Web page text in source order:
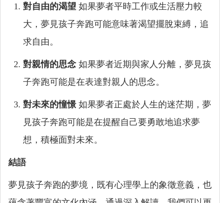
對自由的渴望 如果夢者平時工作或生活壓力較
大，夢見孩子奔跑可能意味著渴望擺脫束縛，追
求自由。
對親情的思念 如果夢者近期與家人分離，夢見孩
子奔跑可能是在表達對親人的思念。
對未來的憧憬 如果夢者正處於人生的迷茫期，夢
見孩子奔跑可能是在提醒自己要勇敢地追求夢
想，積極面對未來。
結語
夢見孩子奔跑的夢境，既有心理學上的象徵意義，也